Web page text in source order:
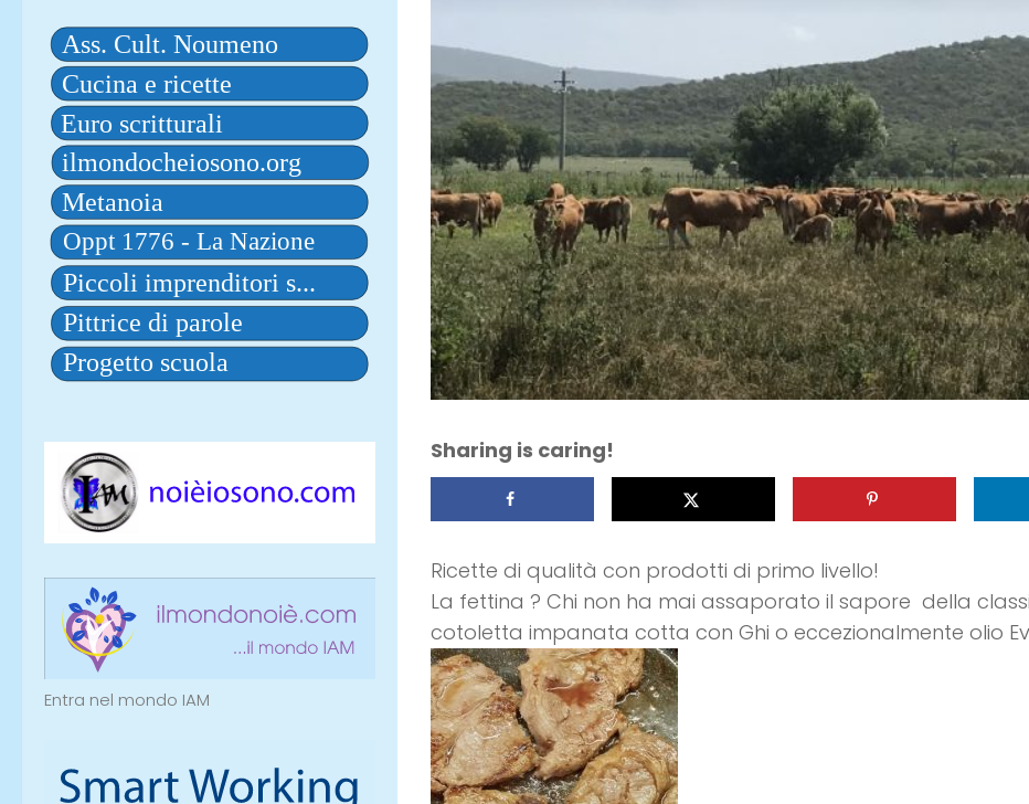
Sharing is caring!
Ricette di qualità con prodotti di primo livello!
La fettina ? Chi non ha mai assaporato il sapore della
cotoletta impanata cotta con Ghi o eccezionalmente olio
Entra nel mondo IAM